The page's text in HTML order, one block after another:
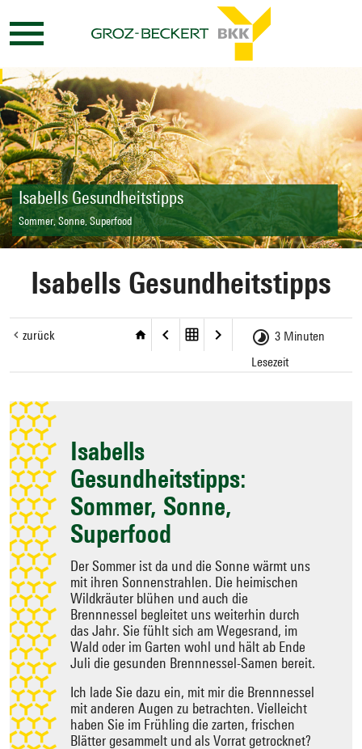
Isabells Gesundheitstipps
Sommer, Sonne, Superfood
Isabells Gesundheitstipps
zurück
3 Minuten
Lesezeit
auswählen
Isabells
Gesundheitstipps:
Sommer, Sonne,
Superfood
Der Sommer ist da und die Sonne wärmt uns
mit ihren Sonnenstrahlen. Die heimischen
Wildkräuter blühen und auch die
Brennnessel begleitet uns weiterhin durch
das Jahr. Sie fühlt sich am Wegesrand, im
Wald oder im Garten wohl und hält ab Ende
Juli die gesunden Brennnessel-Samen bereit.
Ich lade Sie dazu ein, mit mir die Brennnessel
mit anderen Augen zu betrachten. Vielleicht
haben Sie im Frühling die zarten, frischen
Blätter gesammelt und als Vorrat getrocknet?